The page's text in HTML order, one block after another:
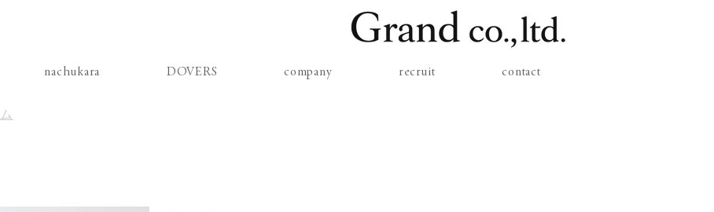
nachukara DOVERS company recruit contact